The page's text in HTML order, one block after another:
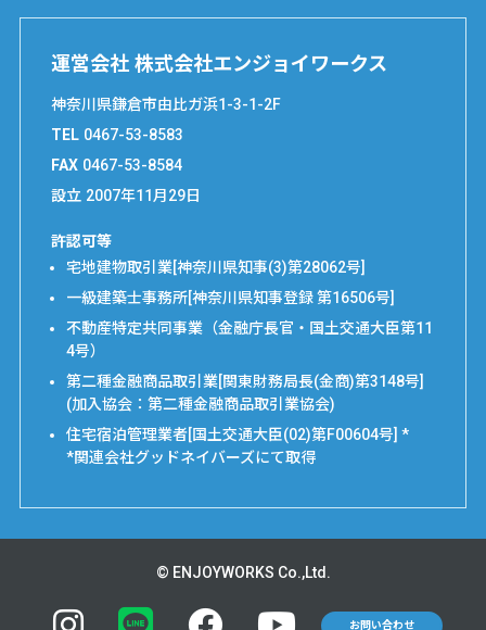
運営会社 株式会社エンジョイワークス
神奈川県鎌倉市由比ガ浜1-3-1-2F
TEL 0467-53-8583
FAX 0467-53-8584
設立 2007年11月29日
許認可等
宅地建物取引業[神奈川県知事(3)第28062号]
一級建築士事務所[神奈川県知事登録 第16506号]
不動産特定共同事業（金融庁長官・国土交通大臣第11
4号）
第二種金融商品取引業[関東財務局長(金商)第3148号]
(加入協会：第二種金融商品取引業協会)
住宅宿泊管理業者[国土交通大臣(02)第F00604号] *
*関連会社グッドネイバーズにて取得
© ENJOYWORKS Co.,Ltd.
お問い合わせ